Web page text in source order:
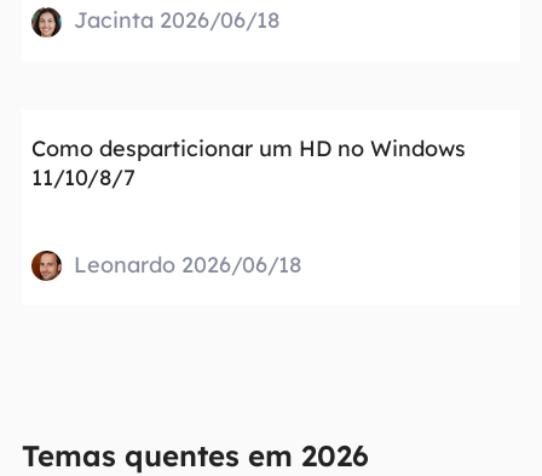
Jacinta 2026/06/18
Como desparticionar um HD no Windows
11/10/8/7
Leonardo 2026/06/18
Temas quentes em 2026